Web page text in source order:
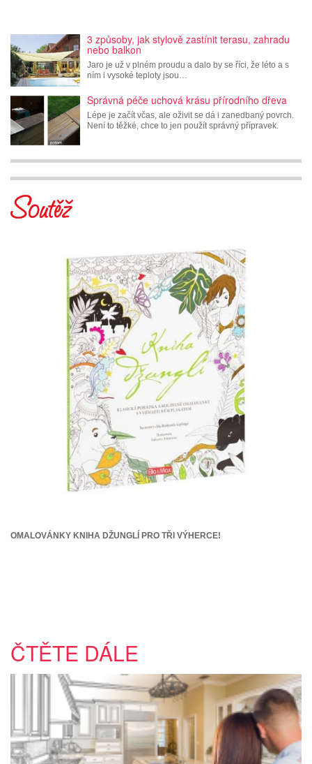
3 způsoby, jak stylově zastínit terasu, zahradu
nebo balkon
Jaro je už v plném proudu a dalo by se říci, že léto a s
ním i vysoké teploty jsou…
Správná péče uchová krásu přírodního dřeva
Lépe je začít včas, ale oživit se dá i zanedbaný povrch.
Není to těžké, chce to jen použít správný přípravek.
OMALOVÁNKY KNIHA DŽUNGLÍ PRO TŘI VÝHERCE!
ČTĚTE DÁLE